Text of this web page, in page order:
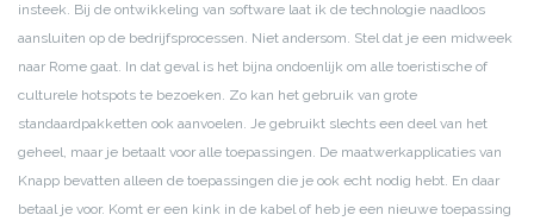
insteek. Bij de ontwikkeling van software laat ik de technologie naadloos
aansluiten op de bedrijfsprocessen. Niet andersom. Stel dat je een midweek
naar Rome gaat. In dat geval is het bijna ondoenlijk om alle toeristische of
culturele hotspots te bezoeken. Zo kan het gebruik van grote
standaardpakketten ook aanvoelen. Je gebruikt slechts een deel van het
geheel, maar je betaalt voor alle toepassingen. De maatwerkapplicaties van
Knapp bevatten alleen de toepassingen die je ook echt nodig hebt. En daar
betaal je voor. Komt er een kink in de kabel of heb je een nieuwe toepassing